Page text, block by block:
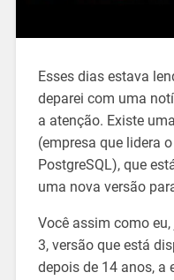
Esses dias estava
deparei com uma
a atenção. Existe
(empresa que lidera
PostgreSQL), que
uma nova versão
Você assim como
3, versão que está
depois de 14 anos, a